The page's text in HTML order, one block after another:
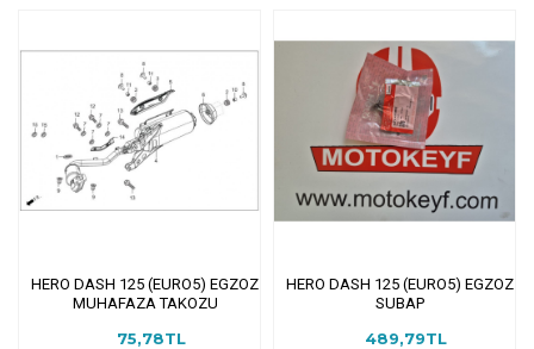
HERO DASH 125 (EURO5) EGZOZ
MUHAFAZA TAKOZU
75,78TL
HERO DASH 125 (EURO5) EGZOZ
SUBAP
489,79TL